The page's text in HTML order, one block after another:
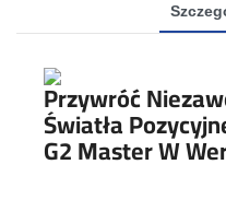
Przywróć
Światła
G2 Master W